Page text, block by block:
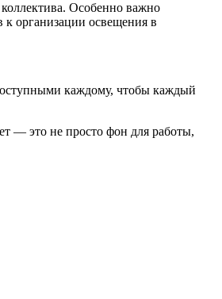
Особенно важно
к организации освещения в
каждому, чтобы каждый
— это не просто фон для работы,